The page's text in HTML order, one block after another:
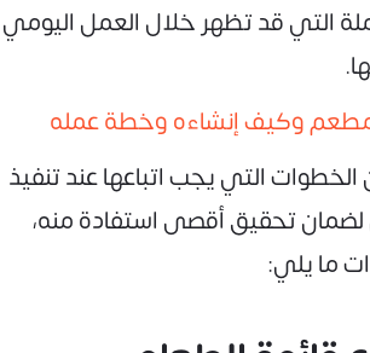
التي قد تظهر خلال العمل اليومي
وكيف إنشاءه وخطة عمله
التي يجب اتباعها عند تنفيذ
لضمان تحقيق أقصى استفادة منه،
ما يلي: